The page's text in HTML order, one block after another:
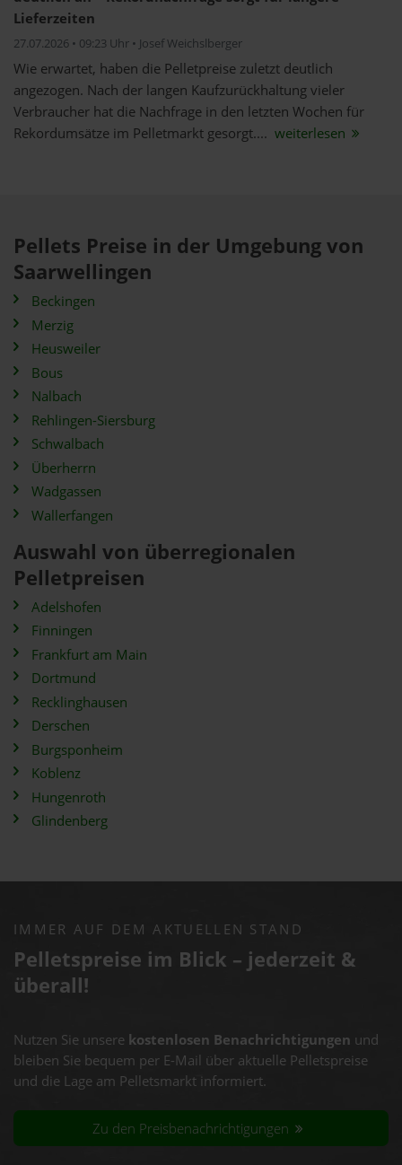
Lieferzeiten
27.07.2026 • 09:23 Uhr • Josef Weichslberger
Wie erwartet, haben die Pelletpreise zuletzt deutlich
angezogen. Nach der langen Kaufzurückhaltung vieler
Verbraucher hat die Nachfrage in den letzten Wochen für
Rekordumsätze im Pelletmarkt gesorgt.... weiterlesen
Pellets Preise in der Umgebung von
Saarwellingen
Beckingen
Merzig
Heusweiler
Bous
Nalbach
Rehlingen-Siersburg
Schwalbach
Überherrn
Wadgassen
Wallerfangen
Auswahl von überregionalen
Pelletpreisen
Adelshofen
Finningen
Frankfurt am Main
Dortmund
Recklinghausen
Derschen
Burgsponheim
Koblenz
Hungenroth
Glindenberg
IMMER AUF DEM AKTUELLEN STAND
Pelletspreise im Blick – jederzeit &
überall!
Nutzen Sie unsere kostenlosen Benachrichtigungen und
bleiben Sie bequem per E-Mail über aktuelle Pelletspreise
und die Lage am Pelletsmarkt informiert.
Zu den Preisbenachrichtigungen